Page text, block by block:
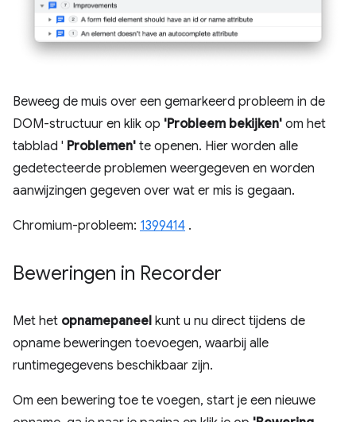
Beweeg de muis over een gemarkeerd probleem in de
DOM-structuur en klik op 'Probleem bekijken' om het
tabblad ' Problemen' te openen. Hier worden alle
gedetecteerde problemen weergegeven en worden
aanwijzingen gegeven over wat er mis is gegaan.
Chromium-probleem: 1399414 .
Beweringen in Recorder
Met het opnamepaneel kunt u nu direct tijdens de
opname beweringen toevoegen, waarbij alle
runtimegegevens beschikbaar zijn.
Om een ​​bewering toe te voegen, start je een nieuwe